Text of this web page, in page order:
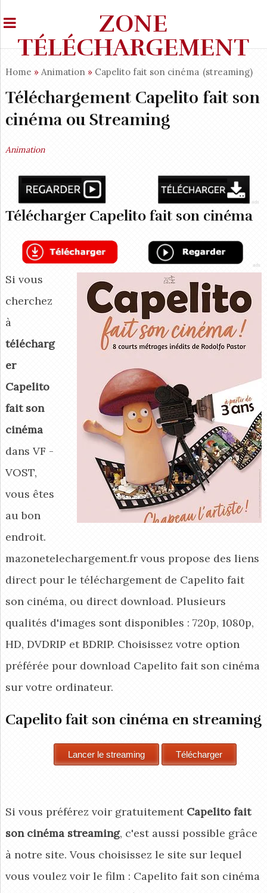
ZONE
TÉLÉCHARGEMENT
Home » Animation » Capelito fait son cinéma (streaming)
Téléchargement Capelito fait son
cinéma ou Streaming
Animation
Télécharger Capelito fait son cinéma
Si vous
cherchez
à
télécharg
er
Capelito
fait son
cinéma
dans VF -
VOST,
vous êtes
au bon
endroit.
mazonetelechargement.fr vous propose des liens
direct pour le téléchargement de Capelito fait
son cinéma, ou direct download. Plusieurs
qualités d'images sont disponibles : 720p, 1080p,
HD, DVDRIP et BDRIP. Choisissez votre option
préférée pour download Capelito fait son cinéma
sur votre ordinateur.
Capelito fait son cinéma en streaming
Si vous préférez voir gratuitement Capelito fait
son cinéma streaming, c'est aussi possible grâce
à notre site. Vous choisissez le site sur lequel
vous voulez voir le film : Capelito fait son cinéma